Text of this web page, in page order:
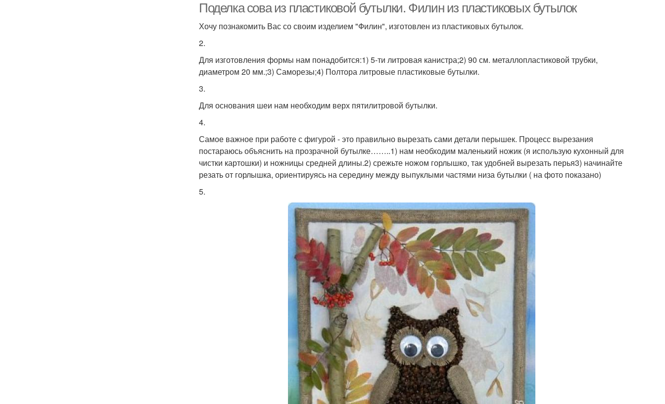
Поделка сова из пластиковой бутылки. Филин из пластиковых бутылок
Хочу познакомить Вас со своим изделием "Филин", изготовлен из пластиковых бутылок.
2.
Для изготовления формы нам понадобится:1) 5-ти литровая канистра;2) 90 см. металлопластиковой трубки,
диаметром 20 мм.;3) Саморезы;4) Полтора литровые пластиковые бутылки.
3.
Для основания шеи нам необходим верх пятилитровой бутылки.
4.
Самое важное при работе с фигурой - это правильно вырезать сами детали перышек. Процесс вырезания
постараюсь объяснить на прозрачной бутылке……..1) нам необходим маленький ножик (я использую кухонный для
чистки картошки) и ножницы средней длины.2) срежьте ножом горлышко, так удобней вырезать перья3) начинайте
резать от горлышка, ориентируясь на середину между выпуклыми частями низа бутылки ( на фото показано)
5.